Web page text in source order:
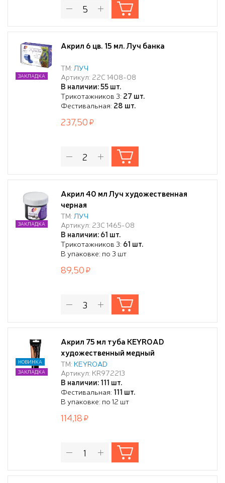
Акрил 6 цв. 15 мл. Луч банка
ТМ:ЛУЧ
Артикул: 22С 1408-08
В наличии: 55 шт.
Трикотажников 3: 27 шт.
Фестивальная: 28 шт.
ЗАКЛАДКА
237,50
Акрил 40 мл Луч художественная
черная
ТМ:ЛУЧ
Артикул: 23С 1465-08
В наличии: 61 шт.
Трикотажников 3: 61 шт.
В упаковке: по 3 шт
ЗАКЛАДКА
89,50
Акрил 75 мл туба KEYROAD
художественный медный
ТМ: KEYROAD
Артикул: KR972213
В наличии: 111 шт.
Фестивальная: 111 шт.
В упаковке: по 12 шт
НОВИНКА
ЗАКЛАДКА
114,18